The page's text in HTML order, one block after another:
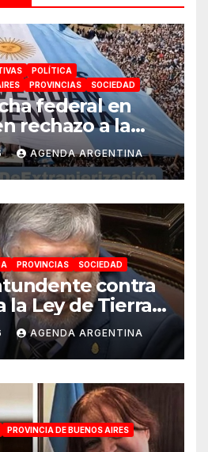
POLÍTICA
PROVINCIAS SOCIEDAD
federal en
rechazo a la
Ley de Tierras
Milei: «La
se negocia»
AGENDA ARGENTINA
PROVINCIAS SOCIEDAD
contra
la Ley de Tierras:
el país»
AGENDA ARGENTINA
PROVINCIA DE BUENOS AIRES